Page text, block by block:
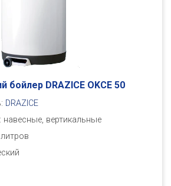
бойлер DRAZICE OKСE 50
DRAZICE
навесные, вертикальные